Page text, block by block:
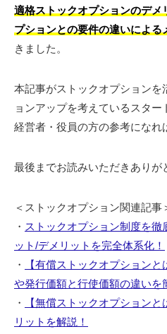
適格ストックオプションのデメ
プションとの要件の違いによる
きました。
本記事がストックオプションを
ョンアップを考えているスタ
経営者・役員の方の参考になれ
最後までお読みいただきありが
＜ストックオプション関連記事
・ ストックオプション制度を徹
ット/デメリットを完全体系化！
・
【有償ストックオプション
や発行価額と行使価額の違いを
・
【無償ストックオプション
リットを解説！